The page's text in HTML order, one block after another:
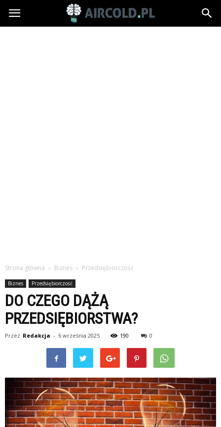
Aircold.pl
Strona główna Biznes Przedsiębiorczość
Biznes Przedsiębiorczość
DO CZEGO DĄŻĄ
PRZEDSIĘBIORSTWA?
Przez Redakcja - 6 września 2025 190 0